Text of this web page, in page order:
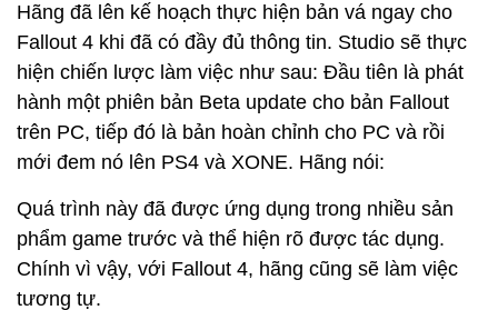
Hãng đã lên kế hoạch thực hiện bản vá ngay cho
Fallout 4 khi đã có đầy đủ thông tin. Studio sẽ thực
hiện chiến lược làm việc như sau: Đầu tiên là phát
hành một phiên bản Beta update cho bản Fallout
trên PC, tiếp đó là bản hoàn chỉnh cho PC và rồi
mới đem nó lên PS4 và XONE. Hãng nói:
Quá trình này đã được ứng dụng trong nhiều sản
phẩm game trước và thể hiện rõ được tác dụng.
Chính vì vậy, với Fallout 4, hãng cũng sẽ làm việc
tương tự.